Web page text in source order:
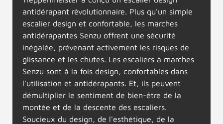
antidérapant révolutionnaire. Plus qu'un simple
escalier design et confortable, les marches
antidérapantes Senzu offrent une sécurité
inégalée, prévenant activement les risques de
glissance et les chutes. Les escaliers à marches
Senzu sont à la fois design, confortables dans
l'utilisation et antidérapants. Et, ils peuvent
démultiplier le sentiment de bien-être de la
montée et de la descente des escaliers.
Soucieux du design, de l'esthétique, de la